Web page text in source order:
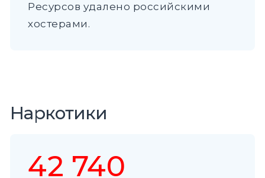
Ресурсов удалено российскими
хостерами.
Наркотики
42 740